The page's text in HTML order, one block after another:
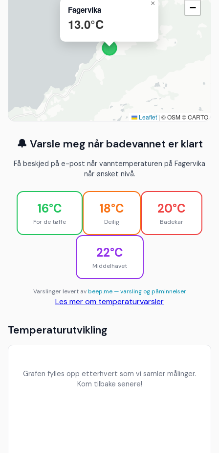
Fagervika
13.0°C
× −
Leaflet | © OSM © CARTO
🔔 Varsle meg når badevannet er klart
Få beskjed på e-post når vanntemperaturen på Fagervika
når ønsket nivå.
16°C
For de tøffe
18°C
Deilig
20°C
Badekar
22°C
Middelhavet
Varslinger levert avbeep.me — varsling og påminnelser
Les mer om temperaturvarsler
Temperaturutvikling
Grafen fylles opp etterhvert som vi samler målinger.
Kom tilbake senere!